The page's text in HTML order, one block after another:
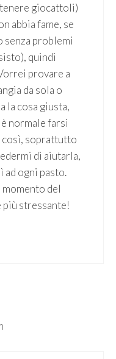
giocattoli)
abbia fame, se
senza problemi
quindi
provare a
da sola o
la cosa giusta,
normale farsi
così, soprattutto
di aiutarla,
ad ogni pasto.
del
più stressante!